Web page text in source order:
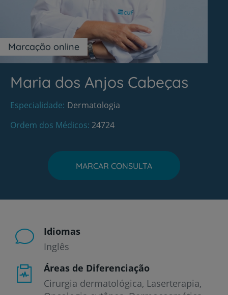
Marcação online
Maria dos Anjos Cabeças
Especialidade Dermatologia
Ordem dos Médicos 24724
MARCAR CONSULTA
Idiomas
Inglês
Áreas de Diferenciação
Cirurgia dermatológica, Laserterapia,